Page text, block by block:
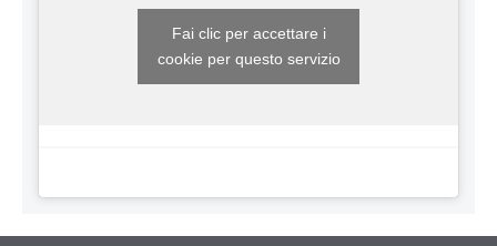
Fai clic per accettare i
cookie per questo servizio